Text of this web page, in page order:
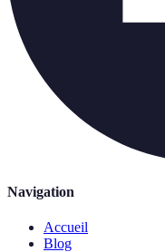
Navigation
Accueil
Blog